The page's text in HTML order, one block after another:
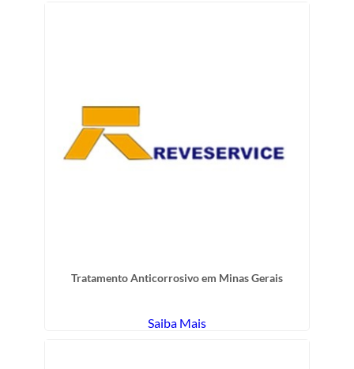
Tratamento Anticorrosivo em Minas Gerais
Saiba Mais